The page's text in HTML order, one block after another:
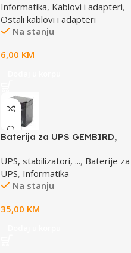
GEMBIRD
Informatika, Kablovi i adapteri,
Ostali kablovi i adapteri
Na stanju
6,00 KM
Baterija za UPS GEMBIRD,
UPS, stabilizatori, ..., Baterije za
UPS, Informatika
Na stanju
35,00 KM